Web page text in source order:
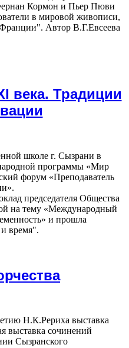
Кормон и Пьер Пюви
в мировой живописи,
Автор В.Г.Евсеева
века. Традиции
школе г. Сызрани в
программы «Мир
форум «Преподаватель
председателя Общества
на тему «Международный
и прошла
и время".
Н.К.Рериха выставка
выставка сочинений
Сызранского